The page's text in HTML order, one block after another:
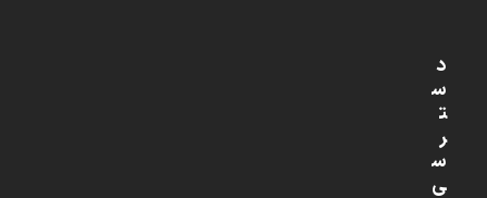
د
س
ت
ر
س
ی